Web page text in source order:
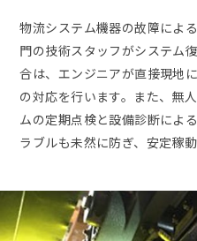
物流システム機器の故障によ
門の技術スタッフがシステム
合は、エンジニアが直接現地
の対応を行います。また、無
ムの定期点検と設備診断によ
ラブルも未然に防ぎ、安定稼